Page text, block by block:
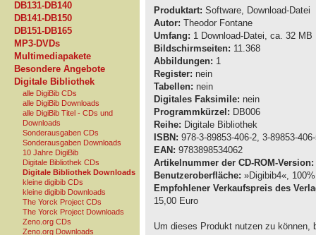
DB131-DB140
DB141-DB150
DB151-DB165
MP3-DVDs
Multimediapakete
Besondere Angebote
Digitale Bibliothek
alle DigiBib CDs
alle DigiBib Downloads
alle DigiBib Titel - CDs und
Downloads
Sonderausgaben CDs
Sonderausgaben Downloads
10 Jahre DigiBib
Digitale Bibliothek CDs
Digitale Bibliothek Downloads
kleine digibib CDs
kleine digibib Downloads
The Yorck Project CDs
The Yorck Project Downloads
Zeno.org CDs
Zeno.org Downloads
Produktart: Software, Download-Datei
Autor: Theodor Fontane
Umfang: 1 Download-Datei, ca. 32 MB
Bildschirmseiten: 11.368
Abbildungen: 1
Register: nein
Tabellen: nein
Digitales Faksimile: nein
Programmkürzel: DB006
Reihe: Digitale Bibliothek
ISBN: 978-3-89853-406-2, 3-89853-
EAN: 9783898534062
Artikelnummer der CD-ROM-Version:
Benutzeroberfläche: »Digibib4«,
Empfohlener Verkaufspreis des
15,00 Euro
Um dieses Produkt nutzen zu können,